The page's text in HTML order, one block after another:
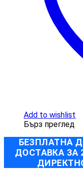
Add to wishlist
Бърз преглед
БЕЗПЛАТНА
ДОСТАВКА ЗА